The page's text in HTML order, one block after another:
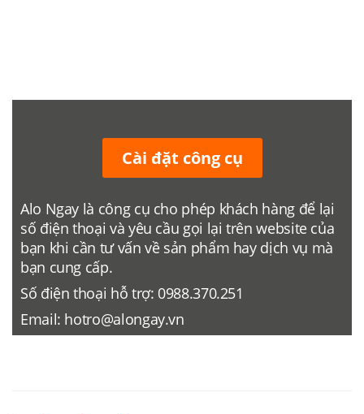
Cài đặt công cụ
Alo Ngay là công cụ cho phép khách hàng để lại
số điện thoại và yêu cầu gọi lại trên website của
bạn khi cần tư vấn về sản phẩm hay dịch vụ mà
bạn cung cấp.
Số điện thoại hỗ trợ: 0988.370.251
Email: hotro@alongay.vn